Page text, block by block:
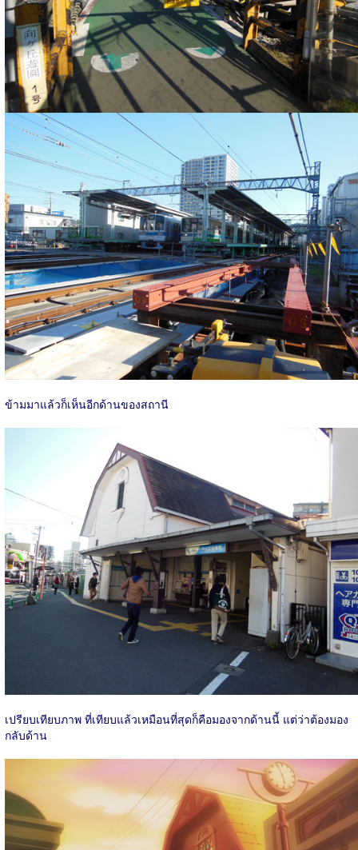
ข้ามมาแล้วก็เห็นอีกด้านของสถานี
เปรียบเทียบภาพ ที่เทียบแล้วเหมือนที่สุดก็คือมองจากด้านนี้ แต่ว่าต้องมอง
กลับด้าน